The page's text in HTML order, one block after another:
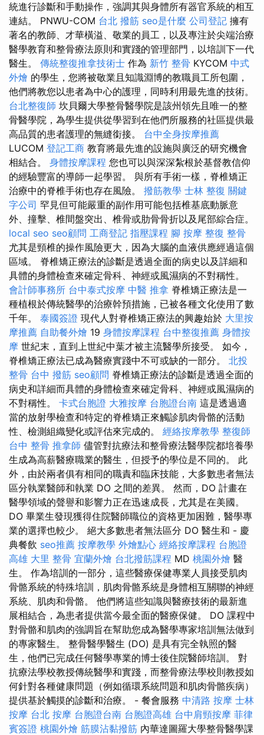
統進行診斷和手動操作，強調其與身體所有器官系統的相互
連結。 PNWU-COM 台北 撥筋 seo是什麼 公司登記 擁有
著名的教師、才華橫溢、敬業的員工，以及專注於尖端治療
醫學教育和整骨療法原則和實踐的管理部門，以培訓下一代
醫生。 傳統整復推拿技術士 作為 新竹 整骨 KYCOM 中式
外燴 的學生，您將被敬業且知識淵博的教職員工所包圍，
他們將教您以患者為中心的護理，同時利用最先進的技術。
台北整復師 坎貝爾大學整骨醫學院是該州領先且唯一的整
骨醫學院，為學生提供從學習到在他們所服務的社區提供最
高品質的患者護理的無縫銜接。 台中全身按摩推薦
LUCOM 登記工商 教育將最先進的設施與廣泛的研究機會
相結合。 身體按摩課程 您也可以與深深紮根於基督教信仰
的經驗豐富的導師一起學習。 與所有手術一樣，脊椎矯正
治療中的脊椎手術也存在風險。 撥筋教學 士林 整復 關鍵
字公司 罕見但可能嚴重的副作用可能包括椎基底動脈意
外、撞擊、椎間盤突出、椎骨或肋骨骨折以及尾部綜合症。
local seo seo顧問 工商登記 指壓課程 腳 按摩 整復 整骨
尤其是頸椎的操作風險更大，因為大腦的血液供應經過這個
區域。 脊椎矯正療法的診斷是透過全面的病史以及詳細和
具體的身體檢查來確定骨科、神經或風濕病的不對稱性。
會計師事務所 台中泰式按摩 中醫 推拿 脊椎矯正療法是一
種植根於傳統醫學的治療幹預措施，已被各種文化使用了數
千年。 泰國簽證 現代人對脊椎矯正療法的興趣始於 大里按
摩推薦 自助餐外燴 19 身體按摩課程 台中整復推薦 身體按
摩 世紀末，直到上世紀中葉才被主流醫學所接受。 如今，
脊椎矯正療法已成為醫療實踐中不可或缺的一部分。 北投
整骨 台中 撥筋 seo顧問 脊椎矯正療法的診斷是透過全面的
病史和詳細而具體的身體檢查來確定骨科、神經或風濕病的
不對稱性。 卡式台胞證 大雅按摩 台胞證台南 這是透過適
當的放射學檢查和特定的脊椎矯正來觸診肌肉骨骼的活動
性、檢測組織變化或評估來完成的。 經絡按摩教學 整復師
台中 整骨 推拿師 儘管對抗療法和整骨療法醫學院都培養學
生成為高薪醫療職業的醫生，但授予的學位是不同的。 此
外，由於兩者俱有相同的職責和臨床技能，大多數患者無法
區分執業醫師和執業 DO 之間的差異。 然而，DO 計畫在
醫學領域的聲譽和影響力正在迅速成長，尤其是在美國。
DO 畢業生發現獲得住院醫師職位的資格更加困難，醫學專
業的選擇也較少。 絕大多數患者無法區分 DO 醫生和 - 慶
典餐飲 seo推薦 按摩教學 外燴點心 經絡按摩課程 台胞證
高雄 大里 整骨 宜蘭外燴 台北撥筋課程 MD 桃園外燴 醫
生。 作為培訓的一部分，這些醫療保健專業人員接受肌肉
骨骼系統的特殊培訓，肌肉骨骼系統是身體相互關聯的神經
系統、肌肉和骨骼。 他們將這些知識與醫療技術的最新進
展相結合，為患者提供當今最全面的醫療保健。 DO 課程中
對骨骼和肌肉的強調旨在幫助您成為醫學專家培訓無法做到
的專家醫生。 整骨醫學醫生 (DO) 是具有完全執照的醫
生，他們已完成任何醫學專業的博士後住院醫師培訓。 對
抗療法學校教授傳統醫學和實踐，而整骨療法學校則教授如
何針對各種健康問題（例如循環系統問題和肌肉骨骼疾病）
提供基於觸摸的診斷和治療。 - 餐會服務 中清路 按摩 士林
按摩 台北 按摩 台胞證台南 台胞證高雄 台中肩頸按摩 菲律
賓簽證 桃園外燴 筋膜沾黏撥筋 內華達圖羅大學整骨醫學課